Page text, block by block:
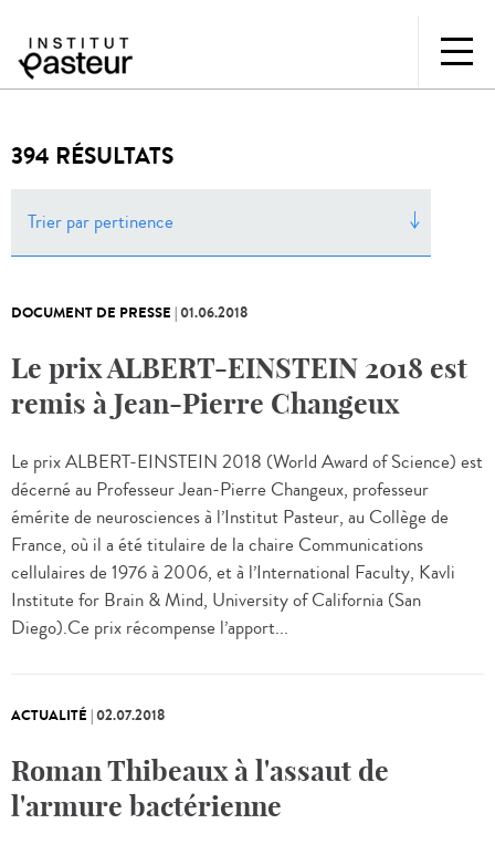
394 RÉSULTATS
Trier par pertinence
DOCUMENT DE PRESSE |01.06.2018
Le prix ALBERT-EINSTEIN 2018 est
remis à Jean-Pierre Changeux
Le prix ALBERT-EINSTEIN 2018 (World Award of Science) est
décerné au Professeur Jean-Pierre Changeux, professeur
émérite de neurosciences à l’Institut Pasteur, au Collège de
France, où il a été titulaire de la chaire Communications
cellulaires de 1976 à 2006, et à l’International Faculty, Kavli
Institute for Brain & Mind, University of California (San
Diego).Ce prix récompense l’apport...
ACTUALITÉ |02.07.2018
Roman Thibeaux à l'assaut de
l'armure bactérienne